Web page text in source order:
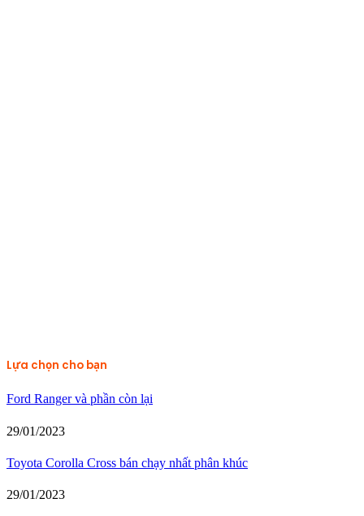
Lựa chọn cho bạn
Ford Ranger và phần còn lại
29/01/2023
Toyota Corolla Cross bán chạy nhất phân khúc
29/01/2023